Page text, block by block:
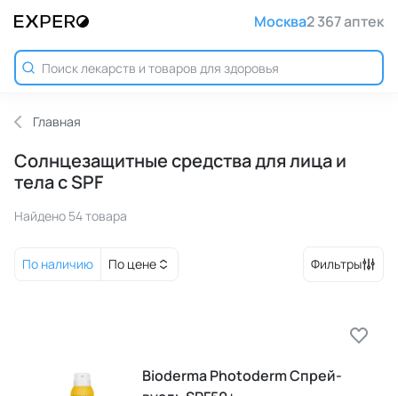
Москва2 367 аптек
Главная
Солнцезащитные средства для лица и
тела с SPF
Найдено 54 товара
По наличию По цене Фильтры
Bioderma Photoderm Спрей-